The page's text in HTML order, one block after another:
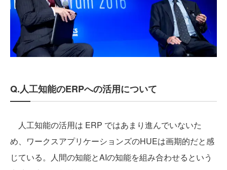
Q.人工知能のERPへの活用について
人工知能の活用は ERP ではあまり進んでいないた
め、ワークスアプリケーションズのHUEは画期的だと感
じている。人間の知能とAIの知能を組み合わせるという